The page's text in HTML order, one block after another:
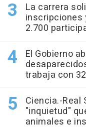
La carrera
inscripciones
2.700
El Gobierno
trabaja con
Ciencia.-Real
"inquietud"
animales e